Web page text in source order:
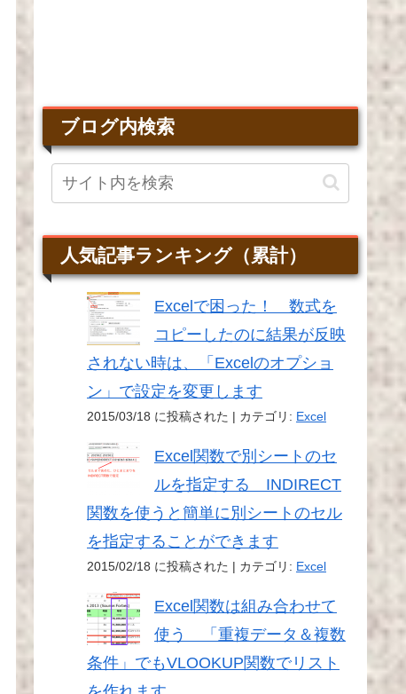
ブログ内検索
人気記事ランキング（累計）
Excelで困った！ 数式を
コピーしたのに結果が反映
されない時は、「Excelのオプショ
ン」で設定を変更します
2015/03/18 に投稿された | カテゴリ: Excel
Excel関数で別シートのセ
ルを指定する INDIRECT
関数を使うと簡単に別シートのセル
を指定することができます
2015/02/18 に投稿された | カテゴリ: Excel
Excel関数は組み合わせて
使う 「重複データ＆複数
条件」でもVLOOKUP関数でリスト